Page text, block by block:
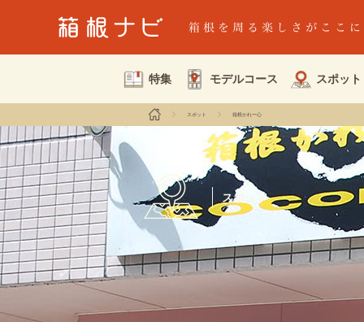
特集 モデルコース スポット
スポット 箱根かれー心
スポット